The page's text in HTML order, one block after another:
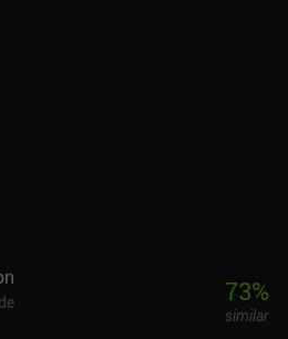
mediante un único iAP de
eliminar un banner
un par de objetos cosméticos
73%
similar